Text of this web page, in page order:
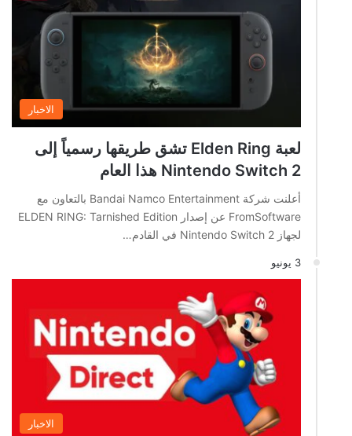
الاخبار
لعبة Elden Ring تشق طريقها رسمياً إلى
Nintendo Switch 2 هذا العام
أعلنت شركة Bandai Namco Entertainment بالتعاون مع
FromSoftware عن إصدار ELDEN RING: Tarnished Edition
لجهاز Nintendo Switch 2 في القادم…
3 يونيو
الاخبار